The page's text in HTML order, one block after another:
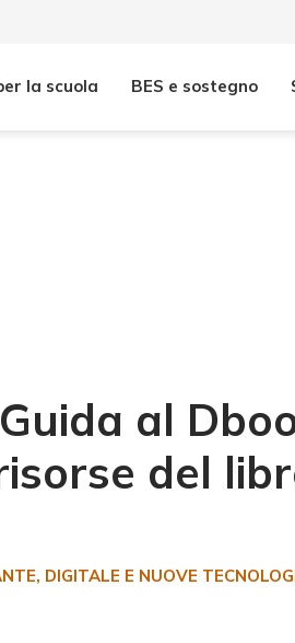
la scuola BES e sostegno
al
del
, DIGITALE E NUOVE